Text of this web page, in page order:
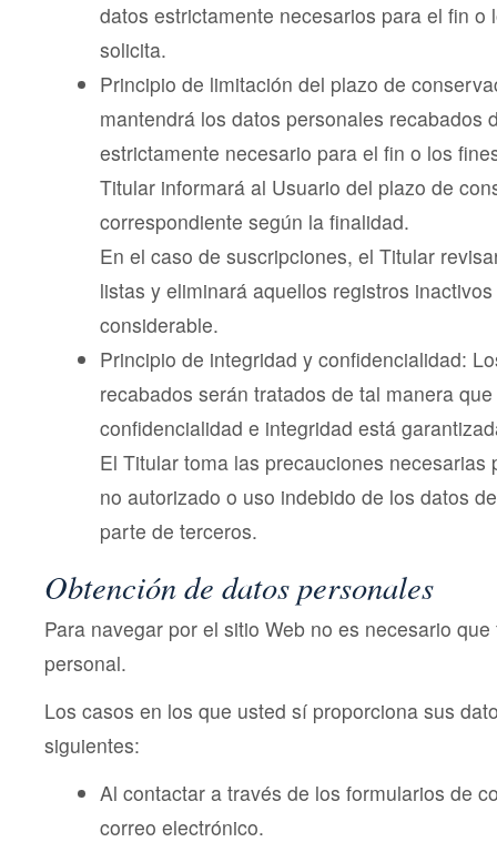
datos estrictamente necesarios para el fin o
solicita.
Principio de limitación del plazo de
mantendrá los datos personales recabados
estrictamente necesario para el fin o los
Titular informará al Usuario del plazo de
correspondiente según la finalidad.
En el caso de suscripciones, el Titular
listas y eliminará aquellos registros
considerable.
Principio de integridad y confidencialidad:
recabados serán tratados de tal manera
confidencialidad e integridad está
El Titular toma las precauciones necesarias
no autorizado o uso indebido de los datos
parte de terceros.
Obtención de datos personales
Para navegar por el sitio Web no es necesario
personal.
Los casos en los que usted sí proporciona sus
siguientes:
Al contactar a través de los formularios de
correo electrónico.